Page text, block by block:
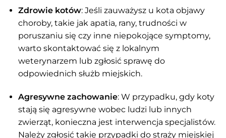
Zdrowie kotów: Jeśli zauważysz u kota objawy
choroby, takie jak apatia, rany, trudności w
poruszaniu się czy inne niepokojące symptomy,
warto skontaktować się z lokalnym
weterynarzem lub zgłosić sprawę do
odpowiednich służb miejskich.
Agresywne zachowanie: W przypadku, gdy koty
stają się agresywne wobec ludzi lub innych
zwierząt, konieczna jest interwencja specjalistów.
Należy zgłosić takie przypadki do straży miejskiej